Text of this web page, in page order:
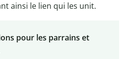
ainsi le lien qui les unit.
pour les parrains et